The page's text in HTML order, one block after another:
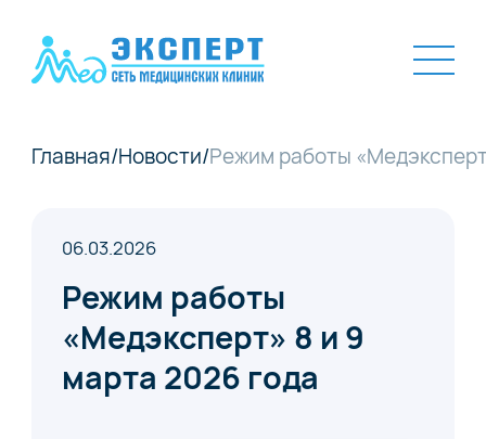
Главная/Новости/Режим работы
06.03.2026
Режим работы
«Медэксперт» 8 и 9
марта 2026 года